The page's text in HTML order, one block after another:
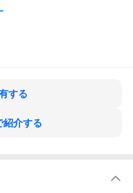
約 0.7ct
する
紹介する